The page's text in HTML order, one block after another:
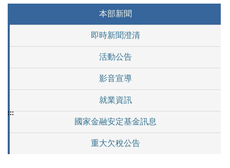
本部新聞
即時新聞澄清
活動公告
影音宣導
就業資訊
國家金融安定基金訊息
重大欠稅公告
:::